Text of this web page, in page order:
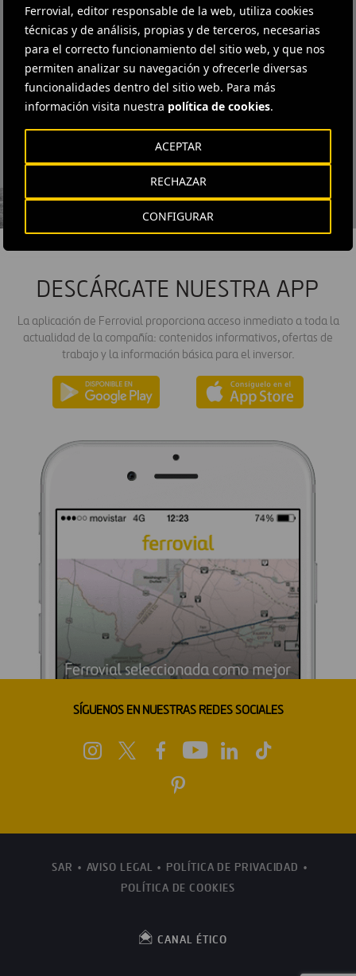
Ferrovial, editor responsable de la web, utiliza cookies
técnicas y de análisis, propias y de terceros, necesarias
para el correcto funcionamiento del sitio web, y que nos
permiten analizar su navegación y ofrecerle diversas
funcionalidades dentro del sitio web. Para más
información visita nuestra política de cookies.
CONFIGURAR
RECHAZAR
ACEPTAR
SUSCRÍBETE A NUESTRA
NEWSLETTER
He leído y acepto laPolítica de Privacidad
DESCÁRGATE NUESTRA APP
La aplicación de Ferrovial proporciona acceso inmediato a toda la
actualidad de la compañía: contenidos informativos, ofertas de
trabajo y la información básica para el inversor.
SÍGUENOS EN NUESTRAS REDES SOCIALES
SAR AVISO LEGAL
POLÍTICA DE PRIVACIDAD
POLÍTICA DE COOKIES
CANAL ÉTICO